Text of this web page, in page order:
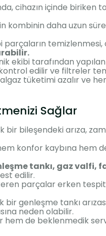
cihazın içinde biriken
kombinin daha uzun
temizlenmesi,
ekibi tarafından
edilir ve filtreler
tüketimi azalır ve
Sağlar
bir bileşendeki arıza,
konfor kaybına hem
tankı, gaz valfi,
edilir.
parçalar erken
genleşme tankı
neden olabilir.
de beklenmedik